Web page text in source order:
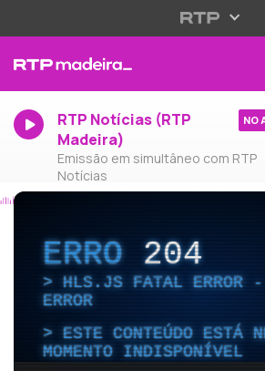
RTP Notícias (RTP
Madeira)
Emissão em simultâneo com RTP
Notícias
NO
ERRO204
HLS.JS FATAL ERROR -
ERROR
ESTE CONTEÚDO ESTÁ
MOMENTO INDISPONÍVEL